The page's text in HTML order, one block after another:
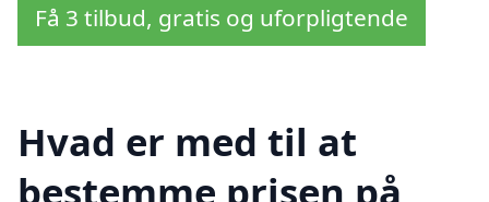
Få 3 tilbud, gratis og uforpligtende
Hvad er med til at
bestemme prisen på